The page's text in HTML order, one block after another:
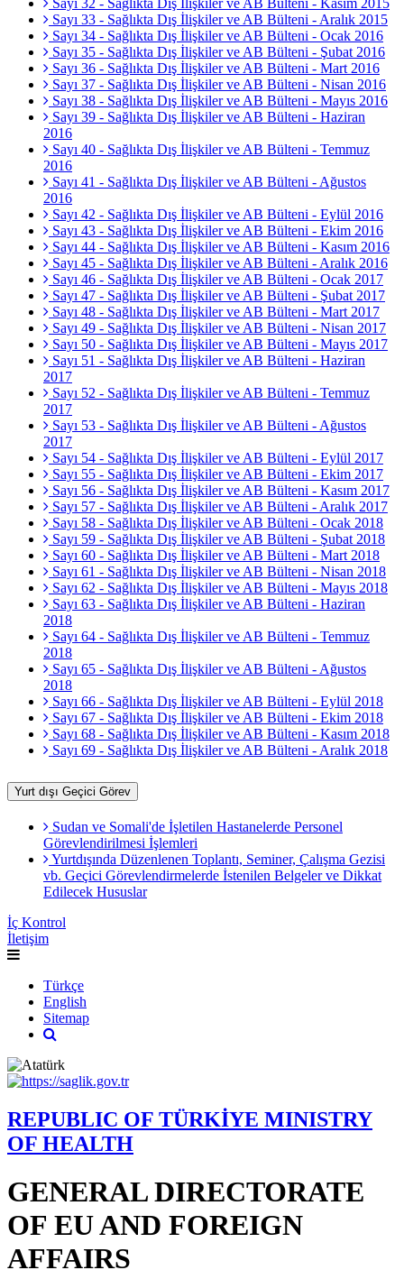
Sayı 32 - Sağlıkta Dış İlişkiler ve AB Bülteni - Kasım 2015
Sayı 33 - Sağlıkta Dış İlişkiler ve AB Bülteni - Aralık 2015
Sayı 34 - Sağlıkta Dış İlişkiler ve AB Bülteni - Ocak 2016
Sayı 35 - Sağlıkta Dış İlişkiler ve AB Bülteni - Şubat 2016
Sayı 36 - Sağlıkta Dış İlişkiler ve AB Bülteni - Mart 2016
Sayı 37 - Sağlıkta Dış İlişkiler ve AB Bülteni - Nisan 2016
Sayı 38 - Sağlıkta Dış İlişkiler ve AB Bülteni - Mayıs 2016
Sayı 39 - Sağlıkta Dış İlişkiler ve AB Bülteni - Haziran
2016
Sayı 40 - Sağlıkta Dış İlişkiler ve AB Bülteni - Temmuz
2016
Sayı 41 - Sağlıkta Dış İlişkiler ve AB Bülteni - Ağustos
2016
Sayı 42 - Sağlıkta Dış İlişkiler ve AB Bülteni - Eylül 2016
Sayı 43 - Sağlıkta Dış İlişkiler ve AB Bülteni - Ekim 2016
Sayı 44 - Sağlıkta Dış İlişkiler ve AB Bülteni - Kasım 2016
Sayı 45 - Sağlıkta Dış İlişkiler ve AB Bülteni - Aralık 2016
Sayı 46 - Sağlıkta Dış İlişkiler ve AB Bülteni - Ocak 2017
Sayı 47 - Sağlıkta Dış İlişkiler ve AB Bülteni - Şubat 2017
Sayı 48 - Sağlıkta Dış İlişkiler ve AB Bülteni - Mart 2017
Sayı 49 - Sağlıkta Dış İlişkiler ve AB Bülteni - Nisan 2017
Sayı 50 - Sağlıkta Dış İlişkiler ve AB Bülteni - Mayıs 2017
Sayı 51 - Sağlıkta Dış İlişkiler ve AB Bülteni - Haziran
2017
Sayı 52 - Sağlıkta Dış İlişkiler ve AB Bülteni - Temmuz
2017
Sayı 53 - Sağlıkta Dış İlişkiler ve AB Bülteni - Ağustos
2017
Sayı 54 - Sağlıkta Dış İlişkiler ve AB Bülteni - Eylül 2017
Sayı 55 - Sağlıkta Dış İlişkiler ve AB Bülteni - Ekim 2017
Sayı 56 - Sağlıkta Dış İlişkiler ve AB Bülteni - Kasım 2017
Sayı 57 - Sağlıkta Dış İlişkiler ve AB Bülteni - Aralık 2017
Sayı 58 - Sağlıkta Dış İlişkiler ve AB Bülteni - Ocak 2018
Sayı 59 - Sağlıkta Dış İlişkiler ve AB Bülteni - Şubat 2018
Sayı 60 - Sağlıkta Dış İlişkiler ve AB Bülteni - Mart 2018
Sayı 61 - Sağlıkta Dış İlişkiler ve AB Bülteni - Nisan 2018
Sayı 62 - Sağlıkta Dış İlişkiler ve AB Bülteni - Mayıs 2018
Sayı 63 - Sağlıkta Dış İlişkiler ve AB Bülteni - Haziran
2018
Sayı 64 - Sağlıkta Dış İlişkiler ve AB Bülteni - Temmuz
2018
Sayı 65 - Sağlıkta Dış İlişkiler ve AB Bülteni - Ağustos
2018
Sayı 66 - Sağlıkta Dış İlişkiler ve AB Bülteni - Eylül 2018
Sayı 67 - Sağlıkta Dış İlişkiler ve AB Bülteni - Ekim 2018
Sayı 68 - Sağlıkta Dış İlişkiler ve AB Bülteni - Kasım 2018
Sayı 69 - Sağlıkta Dış İlişkiler ve AB Bülteni - Aralık 2018
Yurt dışı Geçici Görev
Sudan ve Somali'de İşletilen Hastanelerde Personel
Görevlendirilmesi İşlemleri
Yurtdışında Düzenlenen Toplantı, Seminer, Çalışma Gezisi
vb. Geçici Görevlendirmelerde İstenilen Belgeler ve Dikkat
Edilecek Hususlar
İç Kontrol
İletişim
Türkçe
English
Sitemap
REPUBLIC OF TÜRKİYE MINISTRY
OF HEALTH
GENERAL DIRECTORATE
OF EU AND FOREIGN
AFFAIRS